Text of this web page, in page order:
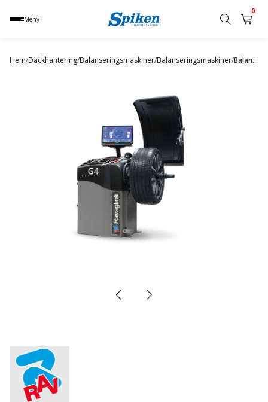
Meny
namn,
0
Hem/Däckhantering/Balanseringsmaskiner/Balanseringsmaskiner/ Balanseringsmaskin GP4.140 SCAN